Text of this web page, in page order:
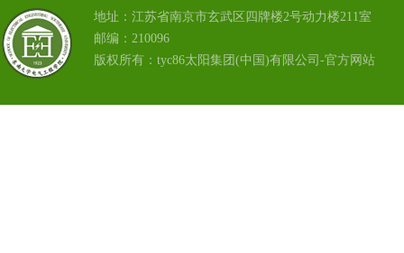
地址：江苏省南京市玄武区四牌楼2号动力楼211室
邮编：210096
版权所有：tyc86太阳集团(中国)有限公司-官方网站